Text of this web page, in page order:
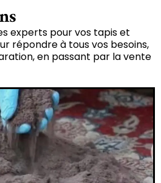
experts pour vos tapis et
répondre à tous vos besoins,
en passant par la vente